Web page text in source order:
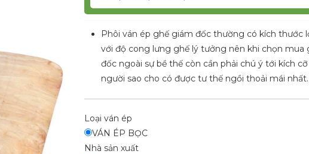
Phôi ván ép ghế giám đốc thường có kích thước
với độ cong lưng ghế lý tưởng nên khi chọn mua
đốc ngoài sự bề thế còn cần phải chú ý tới kích
người sao cho có được tư thế ngồi thoải mái nhất.
Loại ván ép
VÁN ÉP BỌC
Nhà sản xuất